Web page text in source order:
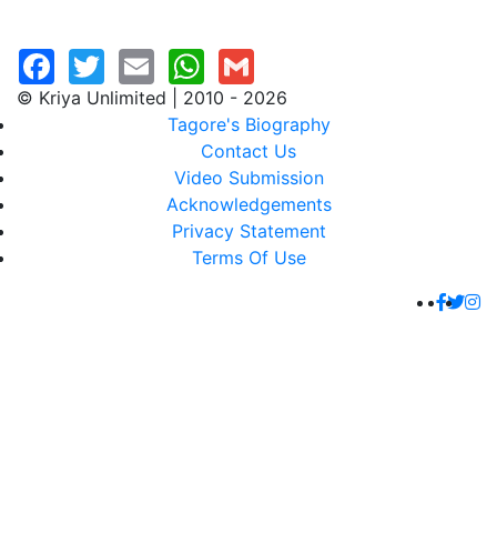
© Kriya Unlimited | 2010 - 2026
Tagore's Biography
Contact Us
Video Submission
Acknowledgements
Privacy Statement
Terms Of Use